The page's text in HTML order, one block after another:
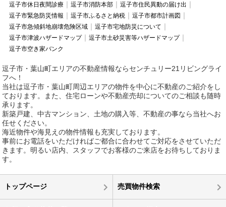
逗子市休日夜間診療
逗子市消防本部
逗子市住民異動の届け出
逗子市緊急防災情報
逗子市ふるさと納税
逗子市都市計画図
逗子市急傾斜地崩壊危険区域
逗子市宅地防災について
逗子市津波ハザードマップ
逗子市土砂災害等ハザードマップ
逗子市空き家バンク
逗子市・葉山町エリアの不動産情報ならセンチュリー21リビングライ
フへ！
当社は逗子市・葉山町周辺エリアの物件を中心に不動産のご紹介をし
ております。また、住宅ローンや不動産売却についてのご相談も随時
承ります。
新築戸建、中古マンション、土地の購入等、不動産の事なら当社へお
任せください。
海近物件や海見えの物件情報も充実しております。
事前にお電話をいただければご都合に合わせてご対応をさせていただ
きます。明るい店内、スタッフでお客様のご来店をお待ちしておりま
す。
トップページ 売買物件検索